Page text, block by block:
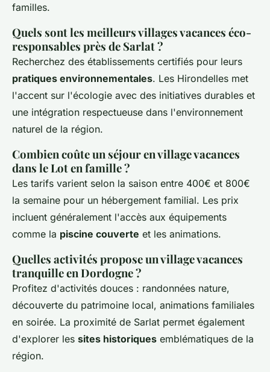
familles.
Quels sont les meilleurs villages vacances éco-
responsables près de Sarlat ?
Recherchez des établissements certifiés pour leurs
pratiques environnementales. Les Hirondelles met
l'accent sur l'écologie avec des initiatives durables et
une intégration respectueuse dans l'environnement
naturel de la région.
Combien coûte un séjour en village vacances
dans le Lot en famille ?
Les tarifs varient selon la saison entre 400€ et 800€
la semaine pour un hébergement familial. Les prix
incluent généralement l'accès aux équipements
comme la piscine couverte et les animations.
Quelles activités propose un village vacances
tranquille en Dordogne ?
Profitez d'activités douces : randonnées nature,
découverte du patrimoine local, animations familiales
en soirée. La proximité de Sarlat permet également
d'explorer les sites historiques emblématiques de la
région.